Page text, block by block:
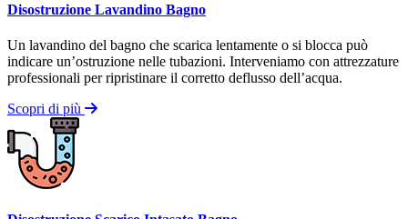
Disostruzione Lavandino Bagno
Un lavandino del bagno che scarica lentamente o si blocca può
indicare un’ostruzione nelle tubazioni. Interveniamo con attrezzature
professionali per ripristinare il corretto deflusso dell’acqua.
Scopri di più